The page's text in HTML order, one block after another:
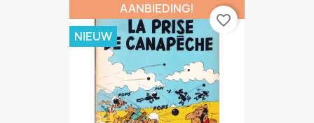
AANBIEDING!
NIEUW
favorite_border